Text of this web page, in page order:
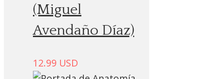
(Miguel
Avendaño Díaz)
12.99 USD